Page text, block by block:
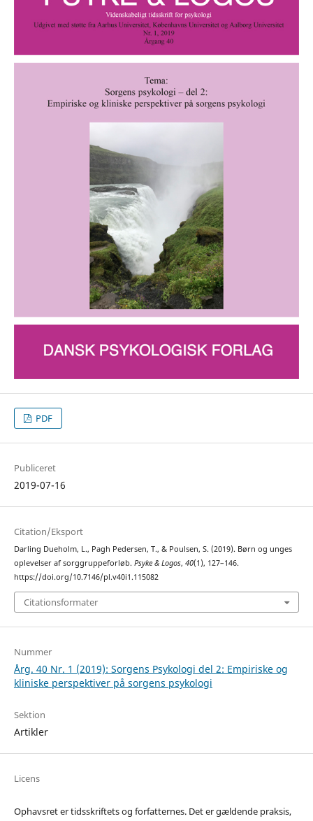
PDF
Publiceret
2019-07-16
Citation/Eksport
Darling Dueholm, L., Pagh Pedersen, T., & Poulsen, S. (2019). Børn og unges
oplevelser af sorggruppeforløb. Psyke & Logos, 40(1), 127–146.
https://doi.org/10.7146/pl.v40i1.115082
Citationsformater
Nummer
Årg. 40 Nr. 1 (2019): Sorgens Psykologi del 2: Empiriske og
kliniske perspektiver på sorgens psykologi
Sektion
Artikler
Licens
Ophavsret er tidsskriftets og forfatternes. Det er gældende praksis,